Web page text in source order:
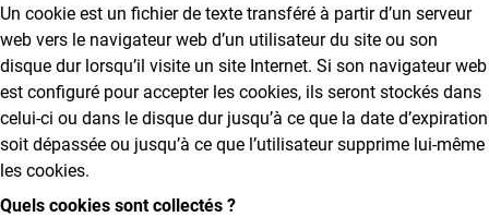
Un cookie est un fichier de texte transféré à partir d’un serveur
web vers le navigateur web d’un utilisateur du site ou son
disque dur lorsqu’il visite un site Internet. Si son navigateur web
est configuré pour accepter les cookies, ils seront stockés dans
celui-ci ou dans le disque dur jusqu’à ce que la date d’expiration
soit dépassée ou jusqu’à ce que l’utilisateur supprime lui-même
les cookies.
Quels cookies sontcollectés ?